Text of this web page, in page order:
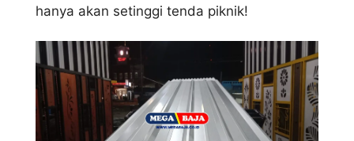
hanya akan setinggi tenda piknik!